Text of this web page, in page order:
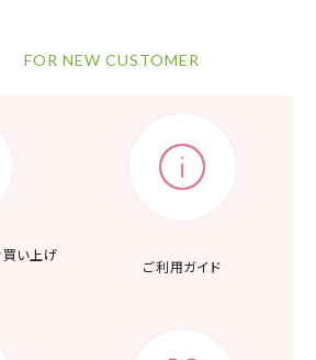
FOR NEW CUSTOMER
買い上げ
ご利用ガイド